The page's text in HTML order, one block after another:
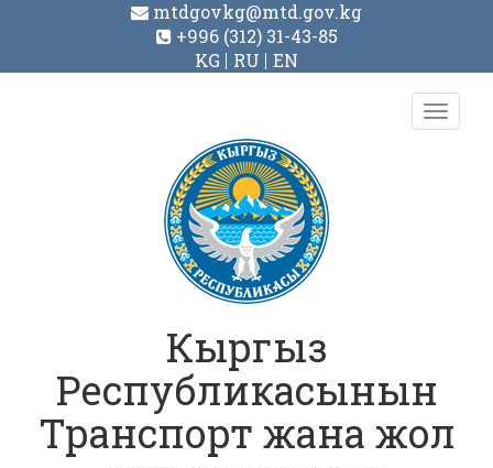
mtdgovkg@mtd.gov.kg
+996 (312) 31-43-85
KG
RU EN
Toggle
Кыргыз
Республикасынын
Транспорт жана жол